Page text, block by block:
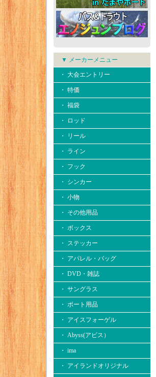
▼ メーカーメニュー
・ 大会エントリー
・ 特価
・ 福袋
・ ロッド
・ リール
・ ライン
・ フック
・ シンカー
・ 小物
・ その他用品
・ ボックス
・ ステッカー
・ アパレル・バッグ
・ DVD・雑誌
・ サングラス
・ ボート用品
・ アイスフォーゲル
・ Abyss(アビス）
・ ima
・ アイランドオリジナル